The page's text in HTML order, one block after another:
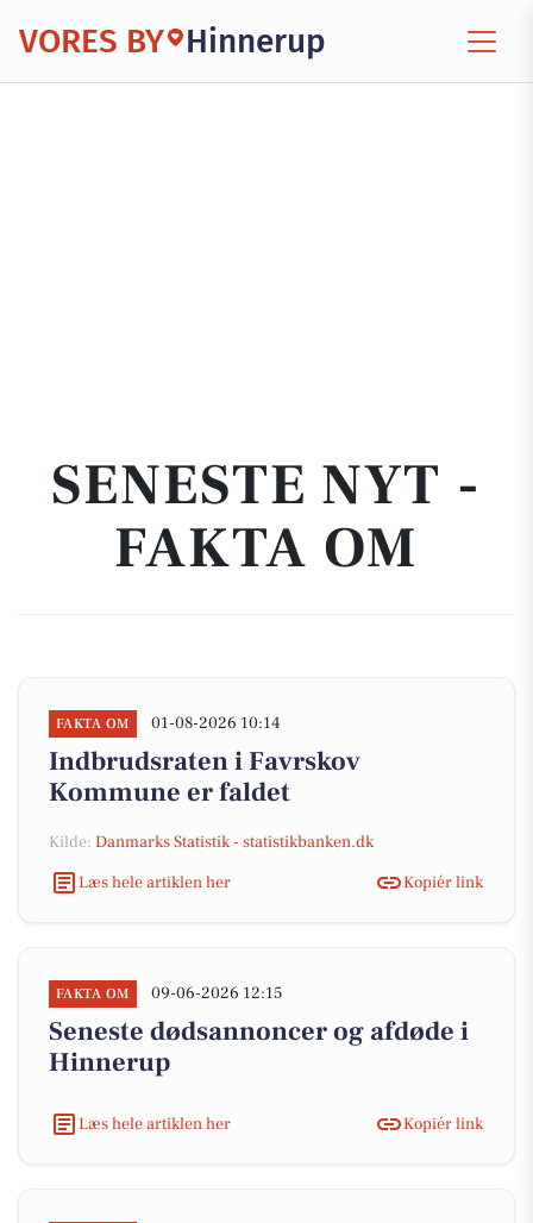
VORES BY Hinnerup
SENESTE NYT -
FAKTA OM
FAKTA OM 01-08-2026 10:14
Indbrudsraten i Favrskov
Kommune er faldet
Kilde: Danmarks Statistik - statistikbanken.dk
Læs hele artiklen her
Kopiér link
FAKTA OM 09-06-2026 12:15
Seneste dødsannoncer og afdøde i
Hinnerup
Læs hele artiklen her Kopiér link